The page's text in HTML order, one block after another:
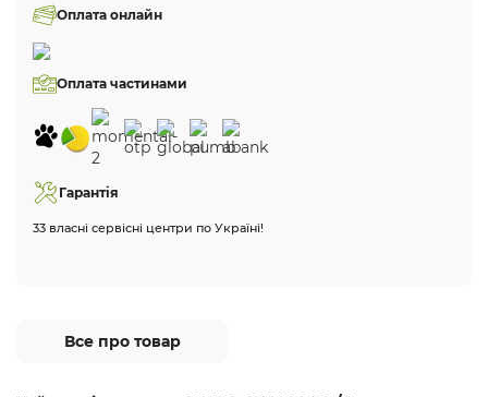
Оплата онлайн
Оплата частинами
Гарантія
33 власні сервісні центри по Україні!
Все про товар